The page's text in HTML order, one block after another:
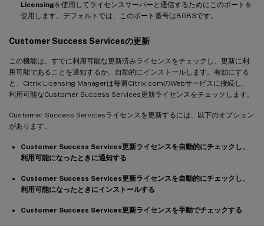
Licensingを使用してライセンスサーバーと通信するためにこのポートを
使用します。デフォルトでは、このポート番号は8083です。
Customer Success Servicesの更新
この機能は、すでに利用可能な更新済みライセンスをチェックし、更新に利
用可能であることを通知するか、自動的にインストールします。有効にする
と、Citrix Licensing Managerは毎週Citrix.comのWebサービスに接続し、
利用可能なCustomer Success Services更新ライセンスをチェックします。
Customer Success Servicesライセンスを更新するには、以下のオプション
があります。
Customer Success Services更新ライセンスを自動的にチェックし、
利用可能になったときに通知する
Customer Success Services更新ライセンスを自動的にチェックし、
利用可能になったときにインストールする
Customer Success Services更新ライセンスを手動でチェックする